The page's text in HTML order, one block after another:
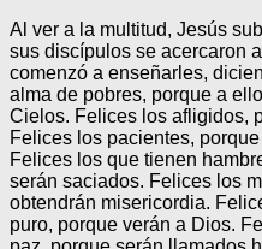
Al ver a la multitud, Jesús
sus discípulos se acercaron
comenzó a enseñarles,
alma de pobres, porque a
Cielos. Felices los afligidos,
Felices los pacientes, porque
Felices los que tienen
serán saciados. Felices los
obtendrán misericordia.
puro, porque verán a Dios.